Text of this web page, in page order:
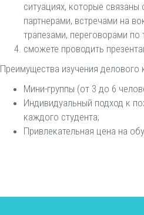
ситуациях, которые
партнерами, встречами на
трапезами, переговорами по
сможете проводить
Преимущества изучения делового
Мини-группы (от 3 до 6
Индивидуальный подход к
каждого студента;
Привлекательная цена на